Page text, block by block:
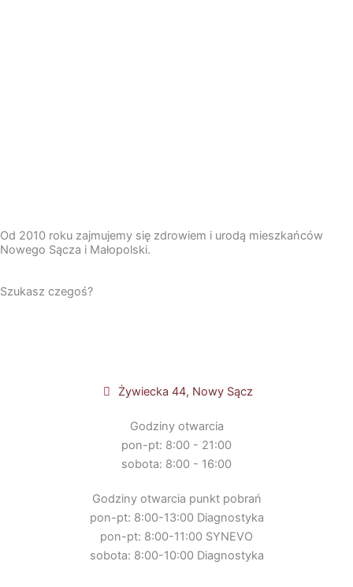
Od 2010 roku zajmujemy się zdrowiem i urodą mieszkańców
Nowego Sącza i Małopolski.
Szukasz czegoś?
Żywiecka 44, Nowy Sącz
Godziny otwarcia
pon-pt: 8:00 - 21:00
sobota: 8:00 - 16:00
Godziny otwarcia punkt pobrań
pon-pt: 8:00-13:00 Diagnostyka
pon-pt: 8:00-11:00 SYNEVO
sobota: 8:00-10:00 Diagnostyka